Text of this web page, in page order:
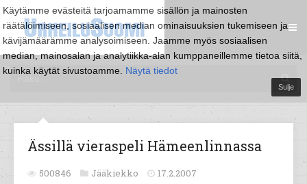
Käytämme evästeitä tarjoamamme sisällön ja mainosten
räätälöimiseen, sosiaalisen median ominaisuuksien tukemiseen ja
kävijämäärämme analysoimiseen. Jaamme myös sosiaalisen
median, mainosalan ja analytiikka-alan kumppaneillemme tietoa siitä,
kuinka käytät sivustoamme. Näytä tiedot
Sulje
Ässillä vieraspeli Hämeenlinnassa
500846 Jääkiekko 17.2.2007